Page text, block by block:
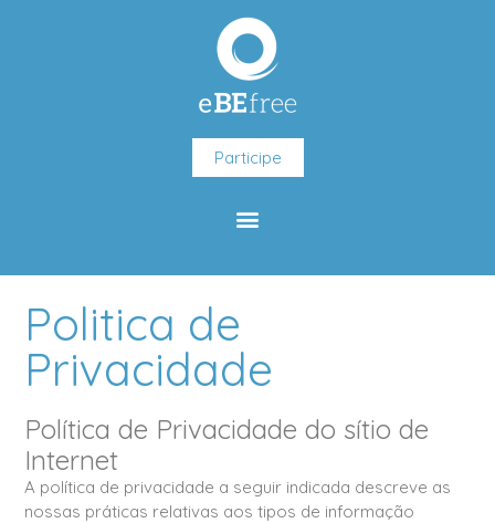
Participe
Menu
Politica de
Privacidade
Política de Privacidade do sítio de
Internet
A política de privacidade a seguir indicada descreve as
nossas práticas relativas aos tipos de informação